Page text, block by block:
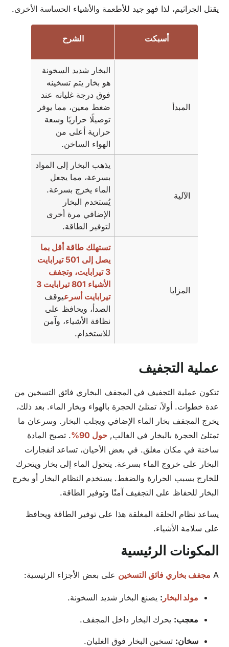
يقتل الجراثيم، لذا فهو جيد للأطعمة والأشياء الحساسة الأخرى.
أسبكت الشرح
المبدأ
البخار شديد السخونة
هو بخار يتم تسخينه
فوق درجة غليانه عند
ضغط معين، مما يوفر
توصيلًا حراريًا وسعة
حرارية أعلى من
الهواء الساخن.
الآلية
يذهب البخار إلى المواد
بسرعة، مما يجعل
الماء يخرج بسرعة.
يُستخدم البخار
الإضافي مرة أخرى
لتوفير الطاقة.
المزايا
تستهلك طاقة أقل بما
يصل إلى 501 تيرابايت
3 تيرابايت، وتجفف
الأشياء 801 تيرابايت 3
تيرابايت أسرعيوقف
الصدأ، ويحافظ على
نظافة الأشياء، وآمن
للاستخدام.
عملية التجفيف
تتكون عملية التجفيف في المجفف البخاري فائق التسخين من
عدة خطوات. أولاً، تمتلئ الحجرة بالهواء وبخار الماء. بعد ذلك،
يخرج المجفف بخار الماء الإضافي ويجلب البخار. وسرعان ما
تمتلئ الحجرة بالبخار في الغالب, حول 90%
. تصبح المادة
ساخنة في مكان مغلق. في بعض الأحيان، تساعد انفجارات
البخار على خروج الماء بسرعة. يتحول الماء إلى بخار ويتحرك
للخارج بسبب الحرارة والضغط. يستخدم النظام البخار أو يخرج
البخار للحفاظ على التجفيف آمنًا وتوفير الطاقة.
يساعد نظام الحلقة المغلقة هذا على توفير الطاقة ويحافظ
على سلامة الأشياء.
المكونات الرئيسية
A مجفف بخاري فائق التسخين على بعض الأجزاء الرئيسية:
مولد البخار : يصنع البخار شديد السخونة.
معجب: يحرك البخار داخل المجفف.
سخان: تسخين البخار فوق الغليان.